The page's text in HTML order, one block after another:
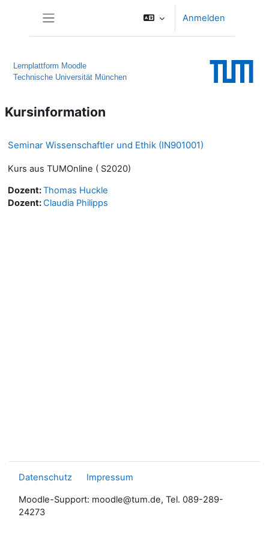
Anmelden
Lernplattform Moodle
Technische Universität München
Kursinformation
Seminar Wissenschaftler und Ethik (IN901001)
Kurs aus TUMOnline ( S2020)
Dozent:Thomas Huckle
Dozent:Claudia Philipps
Datenschutz Impressum
Moodle-Support: moodle@tum.de, Tel. 089-289-
24273